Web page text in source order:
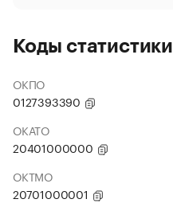
Коды статистики
ОКПО
0127393390
ОКАТО
20401000000
ОКТМО
20701000001